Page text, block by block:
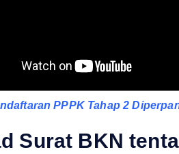
PPPK Tahap 2
Surat BKN